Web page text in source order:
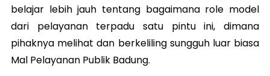
belajar lebih jauh tentang bagaimana role model
dari pelayanan terpadu satu pintu ini, dimana
pihaknya melihat dan berkeliling sungguh luar biasa
Mal Pelayanan Publik Badung.